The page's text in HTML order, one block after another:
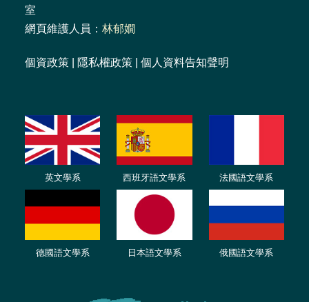
室
網頁維護人員： 林郁嫺
個資政策 隱私權政策 個人資料告知聲明
英文學系 西班牙語文學系 法國語文學系
德國語文學系 日本語文學系 俄國語文學系